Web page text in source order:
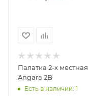
Палатка 2-х местная
Angara 2B
Есть в наличии: 1